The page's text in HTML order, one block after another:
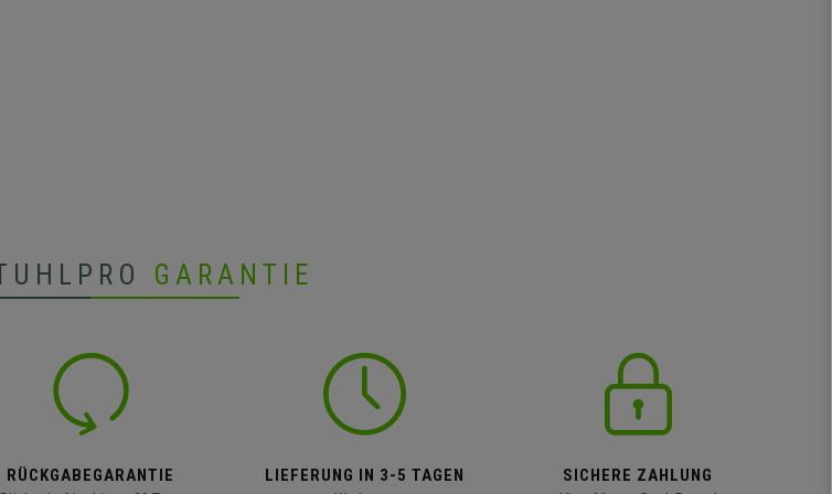
GARANTIE
RÜCKGABEGARANTIE
LIEFERUNG IN 3-5 TAGEN
SICHERE ZAHLUNG